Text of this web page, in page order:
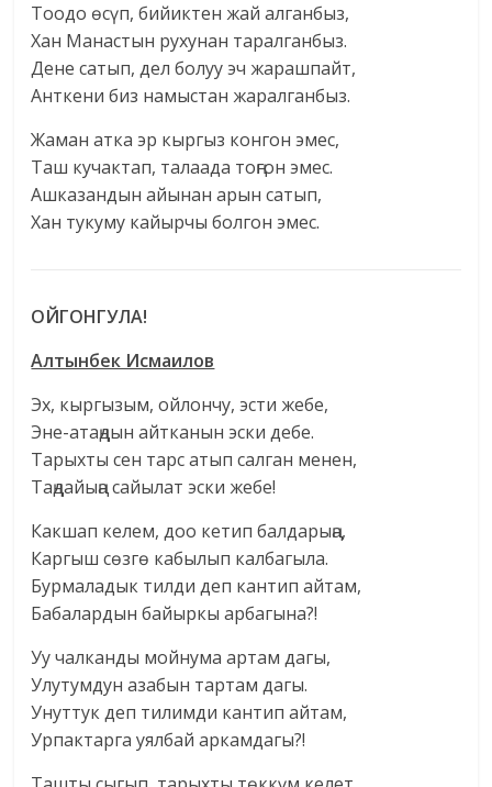
Тоодо өсүп, бийиктен жай алганбыз,
Хан Манастын рухунан таралганбыз.
Дене сатып, дел болуу эч жарашпайт,
Анткени биз намыстан жаралганбыз.
Жаман атка эр кыргыз конгон эмес,
Таш кучактап, талаада тоңгон эмес.
Ашказандын айынан арын сатып,
Хан тукуму кайырчы болгон эмес.
ОЙГОНГУЛА!
Алтынбек Исмаилов
Эх, кыргызым, ойлончу, эсти жебе,
Эне-атаңдын айтканын эски дебе.
Тарыхты сен тарс атып салган менен,
Таңдайыңа сайылат эски жебе!
Какшап келем, доо кетип балдарыңа,
Каргыш сөзгө кабылып калбагыла.
Бурмаладык тилди деп кантип айтам,
Бабалардын байыркы арбагына?!
Уу чалканды мойнума артам дагы,
Улутумдун азабын тартам дагы.
Унуттук деп тилимди кантип айтам,
Урпактарга уялбай аркамдагы?!